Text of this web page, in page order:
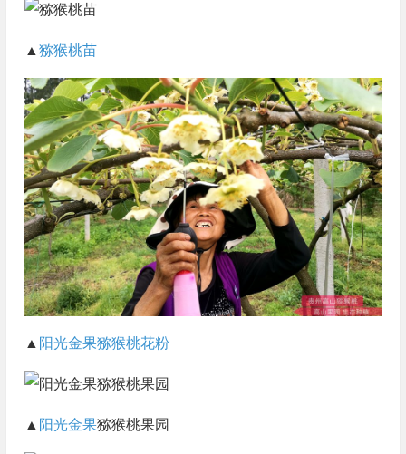
▲ 猕猴桃苗
▲ 阳光金果猕猴桃花粉
▲ 阳光金果猕猴桃果园